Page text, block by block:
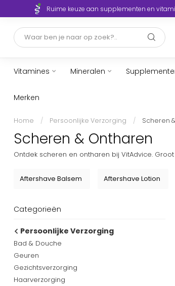
Ruime keuze aan supplementen en
Vitamines Mineralen
Merken
Home / Persoonlijke Verzorging / Scheren
Scheren & Ontharen
Ontdek scheren en ontharen bij VitAdvice.
Aftershave Balsem Aftershave Lotion
Categorieën
Persoonlijke Verzorging
Bad & Douche
Geuren
Gezichtsverzorging
Haarverzorging